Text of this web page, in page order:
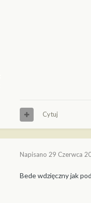
Cytuj
Napisano 29 Czerwca
Bede wdzięczny jak